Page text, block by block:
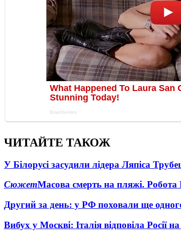
ЧИТАЙТЕ ТАКОЖ
У Білорусі засудили лідера Ляпіса
СюжетМасова смерть на пляжі. Робота
Другий за день: у РФ поховали ще
Вибух у Москві: Італія відповіла Росії на